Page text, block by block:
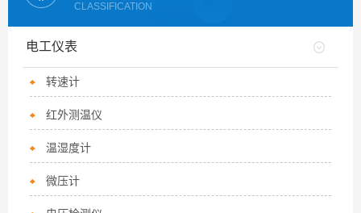
CLASSIFICATION
电工仪表
转速计
红外测温仪
温湿度计
微压计